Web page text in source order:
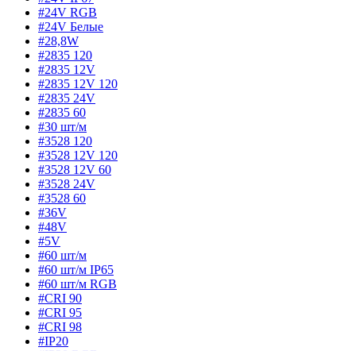
#24V RGB
#24V Белые
#28,8W
#2835 120
#2835 12V
#2835 12V 120
#2835 24V
#2835 60
#30 шт/м
#3528 120
#3528 12V 120
#3528 12V 60
#3528 24V
#3528 60
#36V
#48V
#5V
#60 шт/м
#60 шт/м IP65
#60 шт/м RGB
#CRI 90
#CRI 95
#CRI 98
#IP20